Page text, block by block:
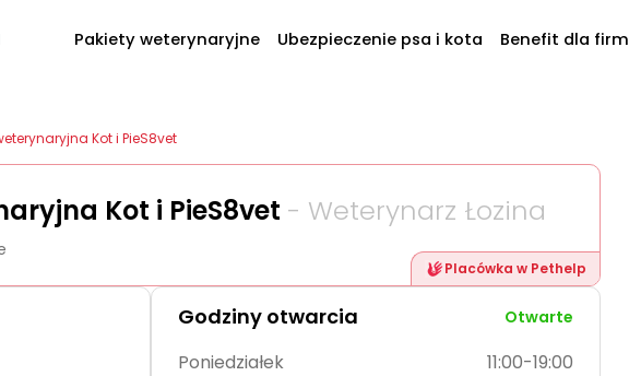
Pakiety weterynaryjne Ubezpieczenie psa i kota Benefit dla firm
Kot i PieS8vet
Kot i PieS8vet - Weterynarz Łozina
Placówka w Pethelp
Godziny otwarcia Otwarte
Poniedziałek
11:00-19:00